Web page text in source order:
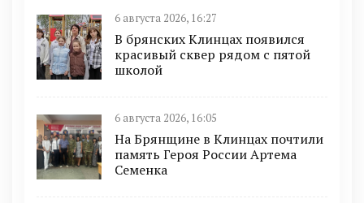
6 августа 2026, 16:27
В брянских Клинцах появился
красивый сквер рядом с пятой
школой
6 августа 2026, 16:05
На Брянщине в Клинцах почтили
память Героя России Артема
Семенка